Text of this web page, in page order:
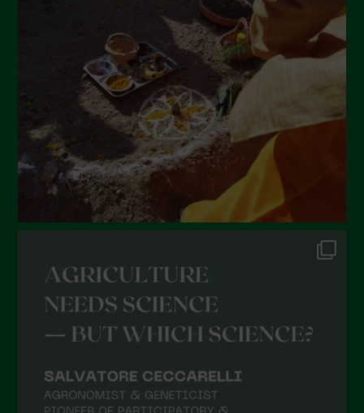
Aprile 2022
Marzo 2022
Febbraio 2022
Gennaio 2022
Dicembre 2021
Novembre 2021
Settembre 2021
Agosto 2021
Luglio 2021